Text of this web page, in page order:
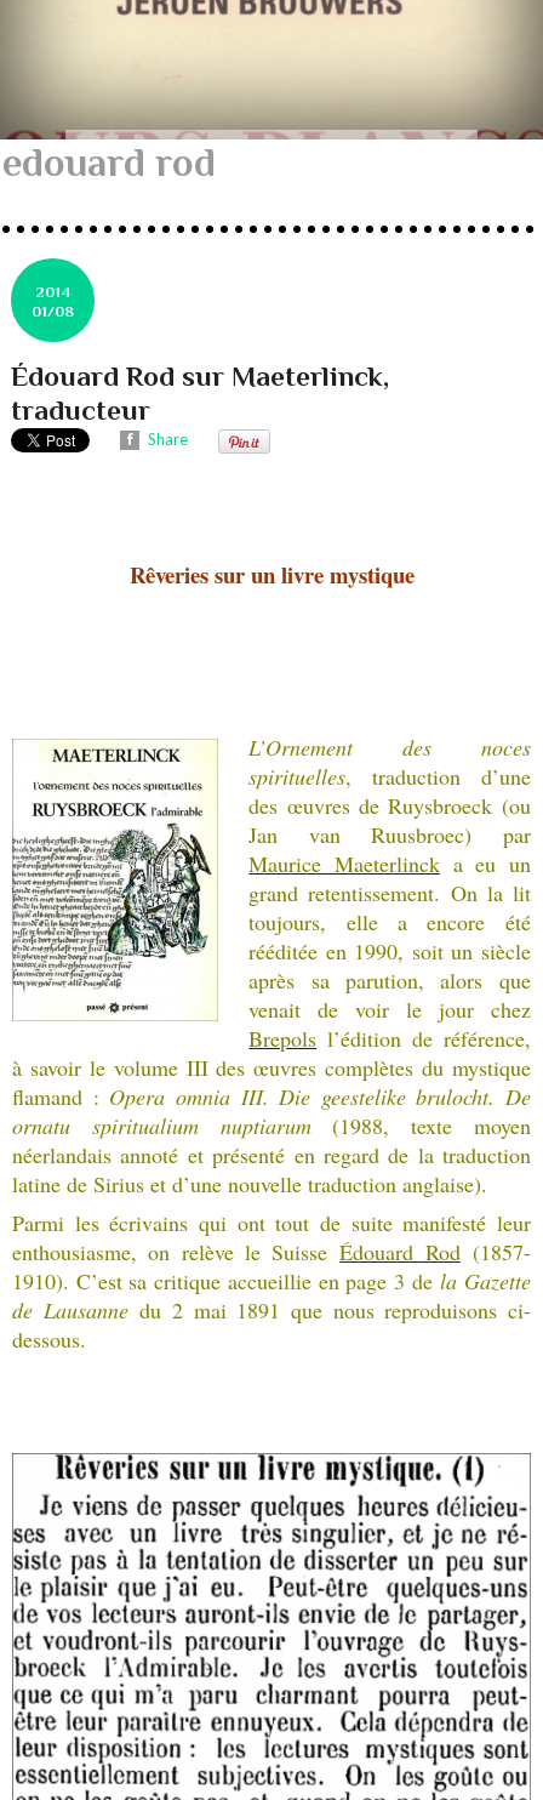
edouard rod
2014
01/08
Édouard Rod sur Maeterlinck,
traducteur
Share
Rêveries sur un livre mystique
L’Ornement des noces
spirituelles, traduction d’une
des œuvres de Ruysbroeck (ou
Jan van Ruusbroec) par
Maurice Maeterlincka eu un
grand retentissement. On la lit
toujours, elle a encore été
rééditée en 1990, soit un siècle
après sa parution, alors que
venait de voir le jour chez
Brepols l’édition de référence,
à savoir le volume III des œuvres complètes du mystique
flamand : Opera omnia III. Die geestelike brulocht. De
ornatu spiritualium nuptiarum(1988, texte moyen
néerlandais annoté et présenté en regard de la traduction
latine de Sirius et d’une nouvelle traduction anglaise).
Parmi les écrivains qui ont tout de suite manifesté leur
enthousiasme, on relève le Suisse Édouard Rod(1857-
1910). C’est sa critique accueillie en page 3 dela Gazette
de Lausannedu 2 mai 1891 que nous reproduisons ci-
dessous.